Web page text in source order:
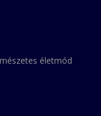
életmód